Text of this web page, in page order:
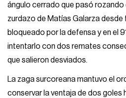
ángulo cerrado que pasó rozando
zurdazo de Matías Galarza desde
bloqueado por la defensa y en el
intentarlo con dos remates
que salieron desviados.
La zaga surcoreana mantuvo el
conservar la ventaja de dos goles